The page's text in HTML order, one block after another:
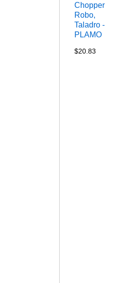
Chopper
Robo,
Taladro -
PLAMO
$20.83